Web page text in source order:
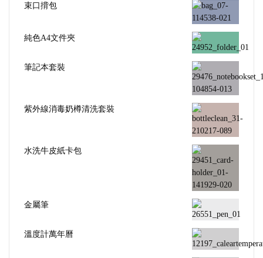
束口揹包
純色A4文件夾
筆記本套裝
紫外線消毒奶樽清洗套裝
水洗牛皮紙卡包
金屬筆
溫度計萬年曆